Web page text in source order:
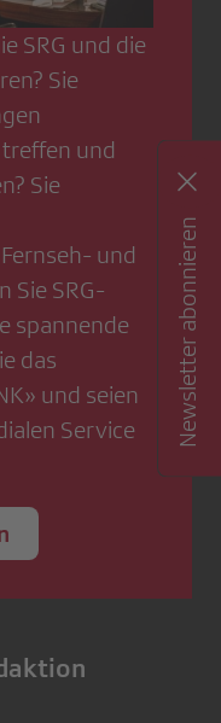
SRG und die
Sie
und
Sie
und
Sie SRG-
spannende
das
und seien
Service
Newsletter abonnieren